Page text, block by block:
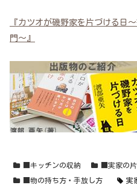
『カツオが磯野家を片づける日
門～』
■キッチンの収納 ■実家の
■物の持ち方・手放し方 実